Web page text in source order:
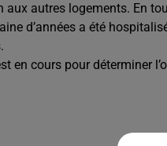
aux autres logements. En
d’années a été
en cours pour déterminer